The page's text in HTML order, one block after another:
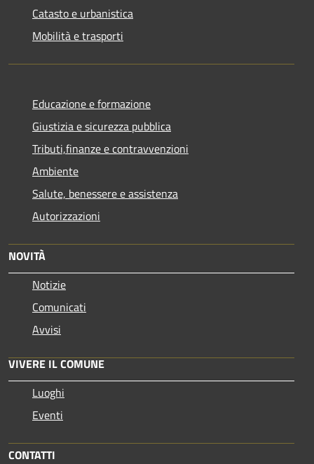
Catasto e urbanistica
Mobilità e trasporti
Educazione e formazione
Giustizia e sicurezza pubblica
Tributi,finanze e contravvenzioni
Ambiente
Salute, benessere e assistenza
Autorizzazioni
NOVITÀ
Notizie
Comunicati
Avvisi
VIVERE IL COMUNE
Luoghi
Eventi
CONTATTI